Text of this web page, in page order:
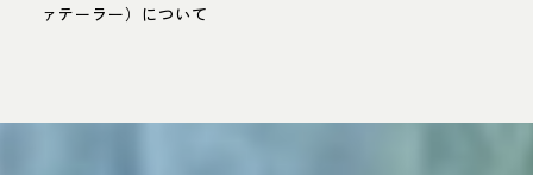
ァテーラー）について